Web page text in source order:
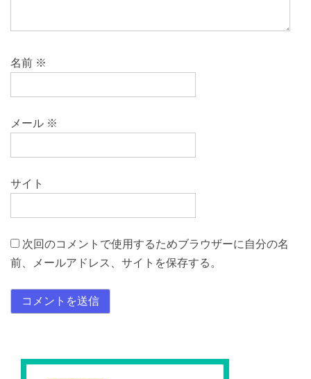
名前 ※
メール ※
サイト
次回のコメントで使用するためブラウザーに自分の名
前、メールアドレス、サイトを保存する。